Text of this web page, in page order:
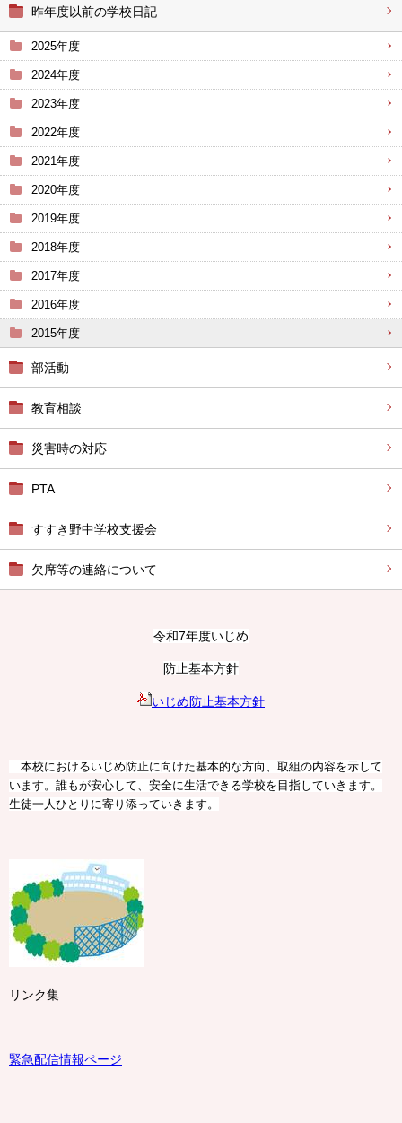
昨年度以前の学校日記
2025年度
2024年度
2023年度
2022年度
2021年度
2020年度
2019年度
2018年度
2017年度
2016年度
2015年度
部活動
教育相談
災害時の対応
PTA
すすき野中学校支援会
欠席等の連絡について
令和7年度いじめ
防止基本方針
いじめ防止基本方針
本校におけるいじめ防止に向けた基本的な方向、取組の内容を示して
います。誰もが安心して、安全に生活できる学校を目指していきます。
生徒一人ひとりに寄り添っていきます。
リンク集
緊急配信情報ページ